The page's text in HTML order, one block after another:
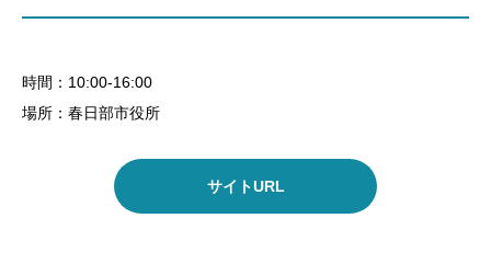
時間：10:00-16:00
場所：春日部市役所
サイトURL